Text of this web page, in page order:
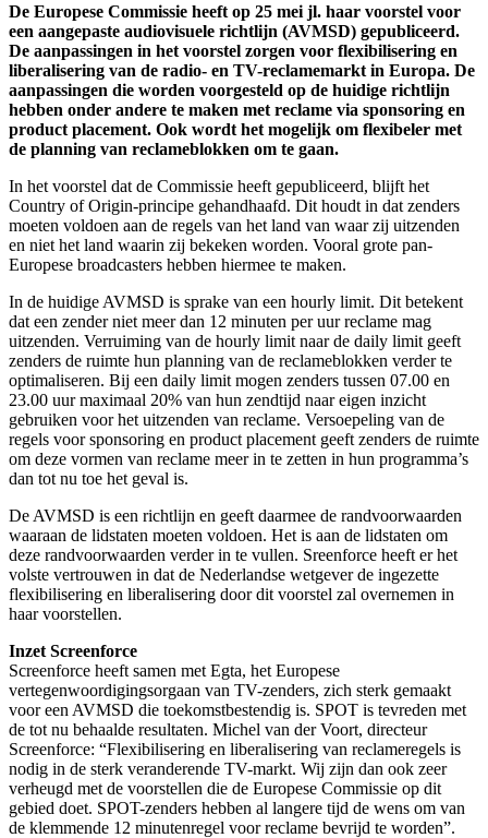
De Europese Commissie heeft op 25 mei jl. haar voorstel voor
een aangepaste audiovisuele richtlijn (AVMSD) gepubliceerd.
De aanpassingen in het voorstel zorgen voor flexibilisering en
liberalisering van de radio- en TV-reclamemarkt in Europa. De
aanpassingen die worden voorgesteld op de huidige richtlijn
hebben onder andere te maken met reclame via sponsoring en
product placement. Ook wordt het mogelijk om flexibeler met
de planning van reclameblokken om te gaan.
In het voorstel dat de Commissie heeft gepubliceerd, blijft het
Country of Origin-principe gehandhaafd. Dit houdt in dat zenders
moeten voldoen aan de regels van het land van waar zij uitzenden
en niet het land waarin zij bekeken worden. Vooral grote pan-
Europese broadcasters hebben hiermee te maken.
In de huidige AVMSD is sprake van een hourly limit. Dit betekent
dat een zender niet meer dan 12 minuten per uur reclame mag
uitzenden. Verruiming van de hourly limit naar de daily limit geeft
zenders de ruimte hun planning van de reclameblokken verder te
optimaliseren. Bij een daily limit mogen zenders tussen 07.00 en
23.00 uur maximaal 20% van hun zendtijd naar eigen inzicht
gebruiken voor het uitzenden van reclame. Versoepeling van de
regels voor sponsoring en product placement geeft zenders de ruimte
om deze vormen van reclame meer in te zetten in hun programma’s
dan tot nu toe het geval is.
De AVMSD is een richtlijn en geeft daarmee de randvoorwaarden
waaraan de lidstaten moeten voldoen. Het is aan de lidstaten om
deze randvoorwaarden verder in te vullen. Sreenforce heeft er het
volste vertrouwen in dat de Nederlandse wetgever de ingezette
flexibilisering en liberalisering door dit voorstel zal overnemen in
haar voorstellen.
Inzet Screenforce
Screenforce heeft samen met Egta, het Europese
vertegenwoordigingsorgaan van TV-zenders, zich sterk gemaakt
voor een AVMSD die toekomstbestendig is. SPOT is tevreden met
de tot nu behaalde resultaten. Michel van der Voort, directeur
Screenforce: “Flexibilisering en liberalisering van reclameregels is
nodig in de sterk veranderende TV-markt. Wij zijn dan ook zeer
verheugd met de voorstellen die de Europese Commissie op dit
gebied doet. SPOT-zenders hebben al langere tijd de wens om van
de klemmende 12 minutenregel voor reclame bevrijd te worden”.